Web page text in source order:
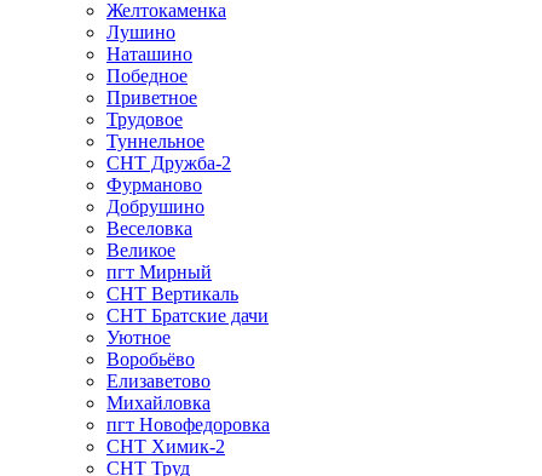
Желтокаменка
Лушино
Наташино
Победное
Приветное
Трудовое
Туннельное
СНТ Дружба-2
Фурманово
Добрушино
Веселовка
Великое
пгт Мирный
СНТ Вертикаль
СНТ Братские дачи
Уютное
Воробьёво
Елизаветово
Михайловка
пгт Новофедоровка
СНТ Химик-2
СНТ Труд